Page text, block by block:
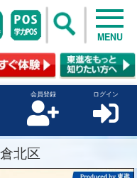
MENU
会員登録 ログイン
北区